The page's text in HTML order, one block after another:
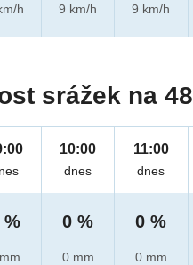
h
9 km/h
9 km/h
srážek na
%
10:00
dnes
0 %
0 mm
11:00
dnes
0 %
0 mm